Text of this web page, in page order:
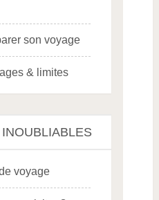
son voyage
& limites
voyage